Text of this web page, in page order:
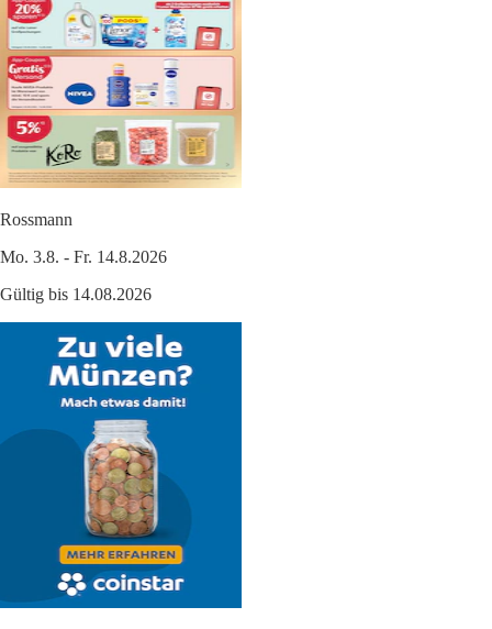
Rossmann
Mo. 3.8. - Fr. 14.8.2026
Gültig bis 14.08.2026